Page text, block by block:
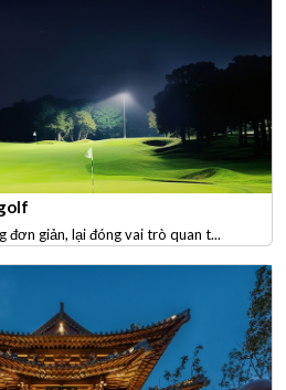
đơn giản, lại đóng vai trò quan t...